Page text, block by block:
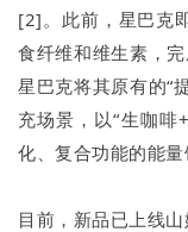
[2]。此前，星巴克
食纤维和维生素，完
星巴克将其原有的“
充场景，以“生咖啡
化、复合功能的能量
目前，新品已上线